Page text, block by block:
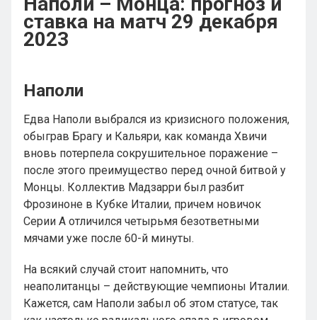
ставка на матч 29 декабря
2023
Наполи
Едва Наполи выбрался из кризисного положения,
обыграв Брагу и Кальяри, как команда Хвичи
вновь потерпела сокрушительное поражение –
после этого преимущество перед очной битвой у
Монцы. Коллектив Мадзарри был разбит
Фрозиноне в Кубке Италии, причем новичок
Серии А отличился четырьмя безответными
мячами уже после 60-й минуты.
На всякий случай стоит напомнить, что
неаполитанцы – действующие чемпионы Италии.
Кажется, сам Наполи забыл об этом статусе, так